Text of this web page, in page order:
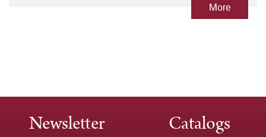
More
Newsletter Catalogs